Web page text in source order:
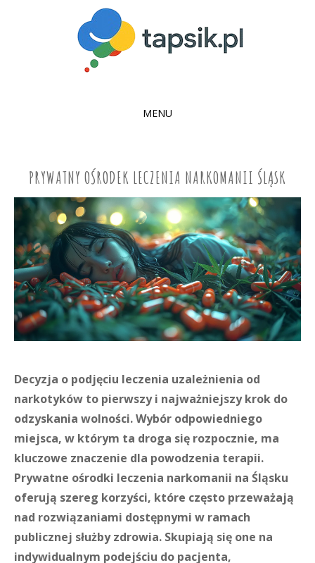
MENU
CONTENT
PRYWATNY OŚRODEK LECZENIA NARKOMANII ŚLĄSK
Decyzja o podjęciu leczenia uzależnienia od
narkotyków to pierwszy i najważniejszy krok do
odzyskania wolności. Wybór odpowiedniego
miejsca, w którym ta droga się rozpocznie, ma
kluczowe znaczenie dla powodzenia terapii.
Prywatne ośrodki leczenia narkomanii na Śląsku
oferują szereg korzyści, które często przeważają
nad rozwiązaniami dostępnymi w ramach
publicznej służby zdrowia. Skupiają się one na
indywidualnym podejściu do pacjenta,